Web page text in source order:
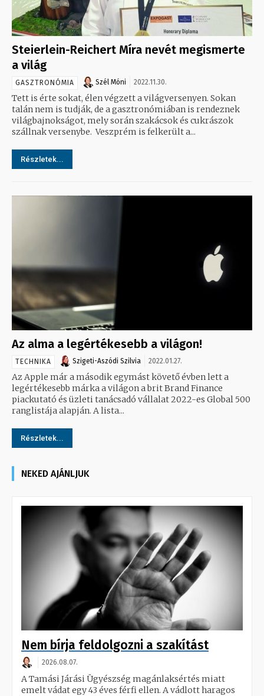
Steierlein-Reichert Míra nevét megismerte
a világ
GASZTRONÓMIA Szél Móni 2022.11.30.
Tett is érte sokat, élen végzett a világversenyen. Sokan
talán nem is tudják, de a gasztronómiában is rendeznek
világbajnokságot, mely során szakácsok és cukrászok
szállnak versenybe. Veszprém is felkerült a...
Részletek...
Az alma a legértékesebb a világon!
TECHNIKA Szigeti-Aszódi Szilvia 2022.01.27.
Az Apple már a második egymást követő évben lett a
legértékesebb márka a világon a brit Brand Finance
piackutató és üzleti tanácsadó vállalat 2022-es Global 500
ranglistája alapján. A lista...
Részletek...
NEKED AJÁNLJUK
Nem bírja feldolgozni a szakítást
2026.08.07.
A Tamási Járási Ügyészség magánlaksértés miatt
emelt vádat egy 43 éves férfi ellen. A vádlott haragos